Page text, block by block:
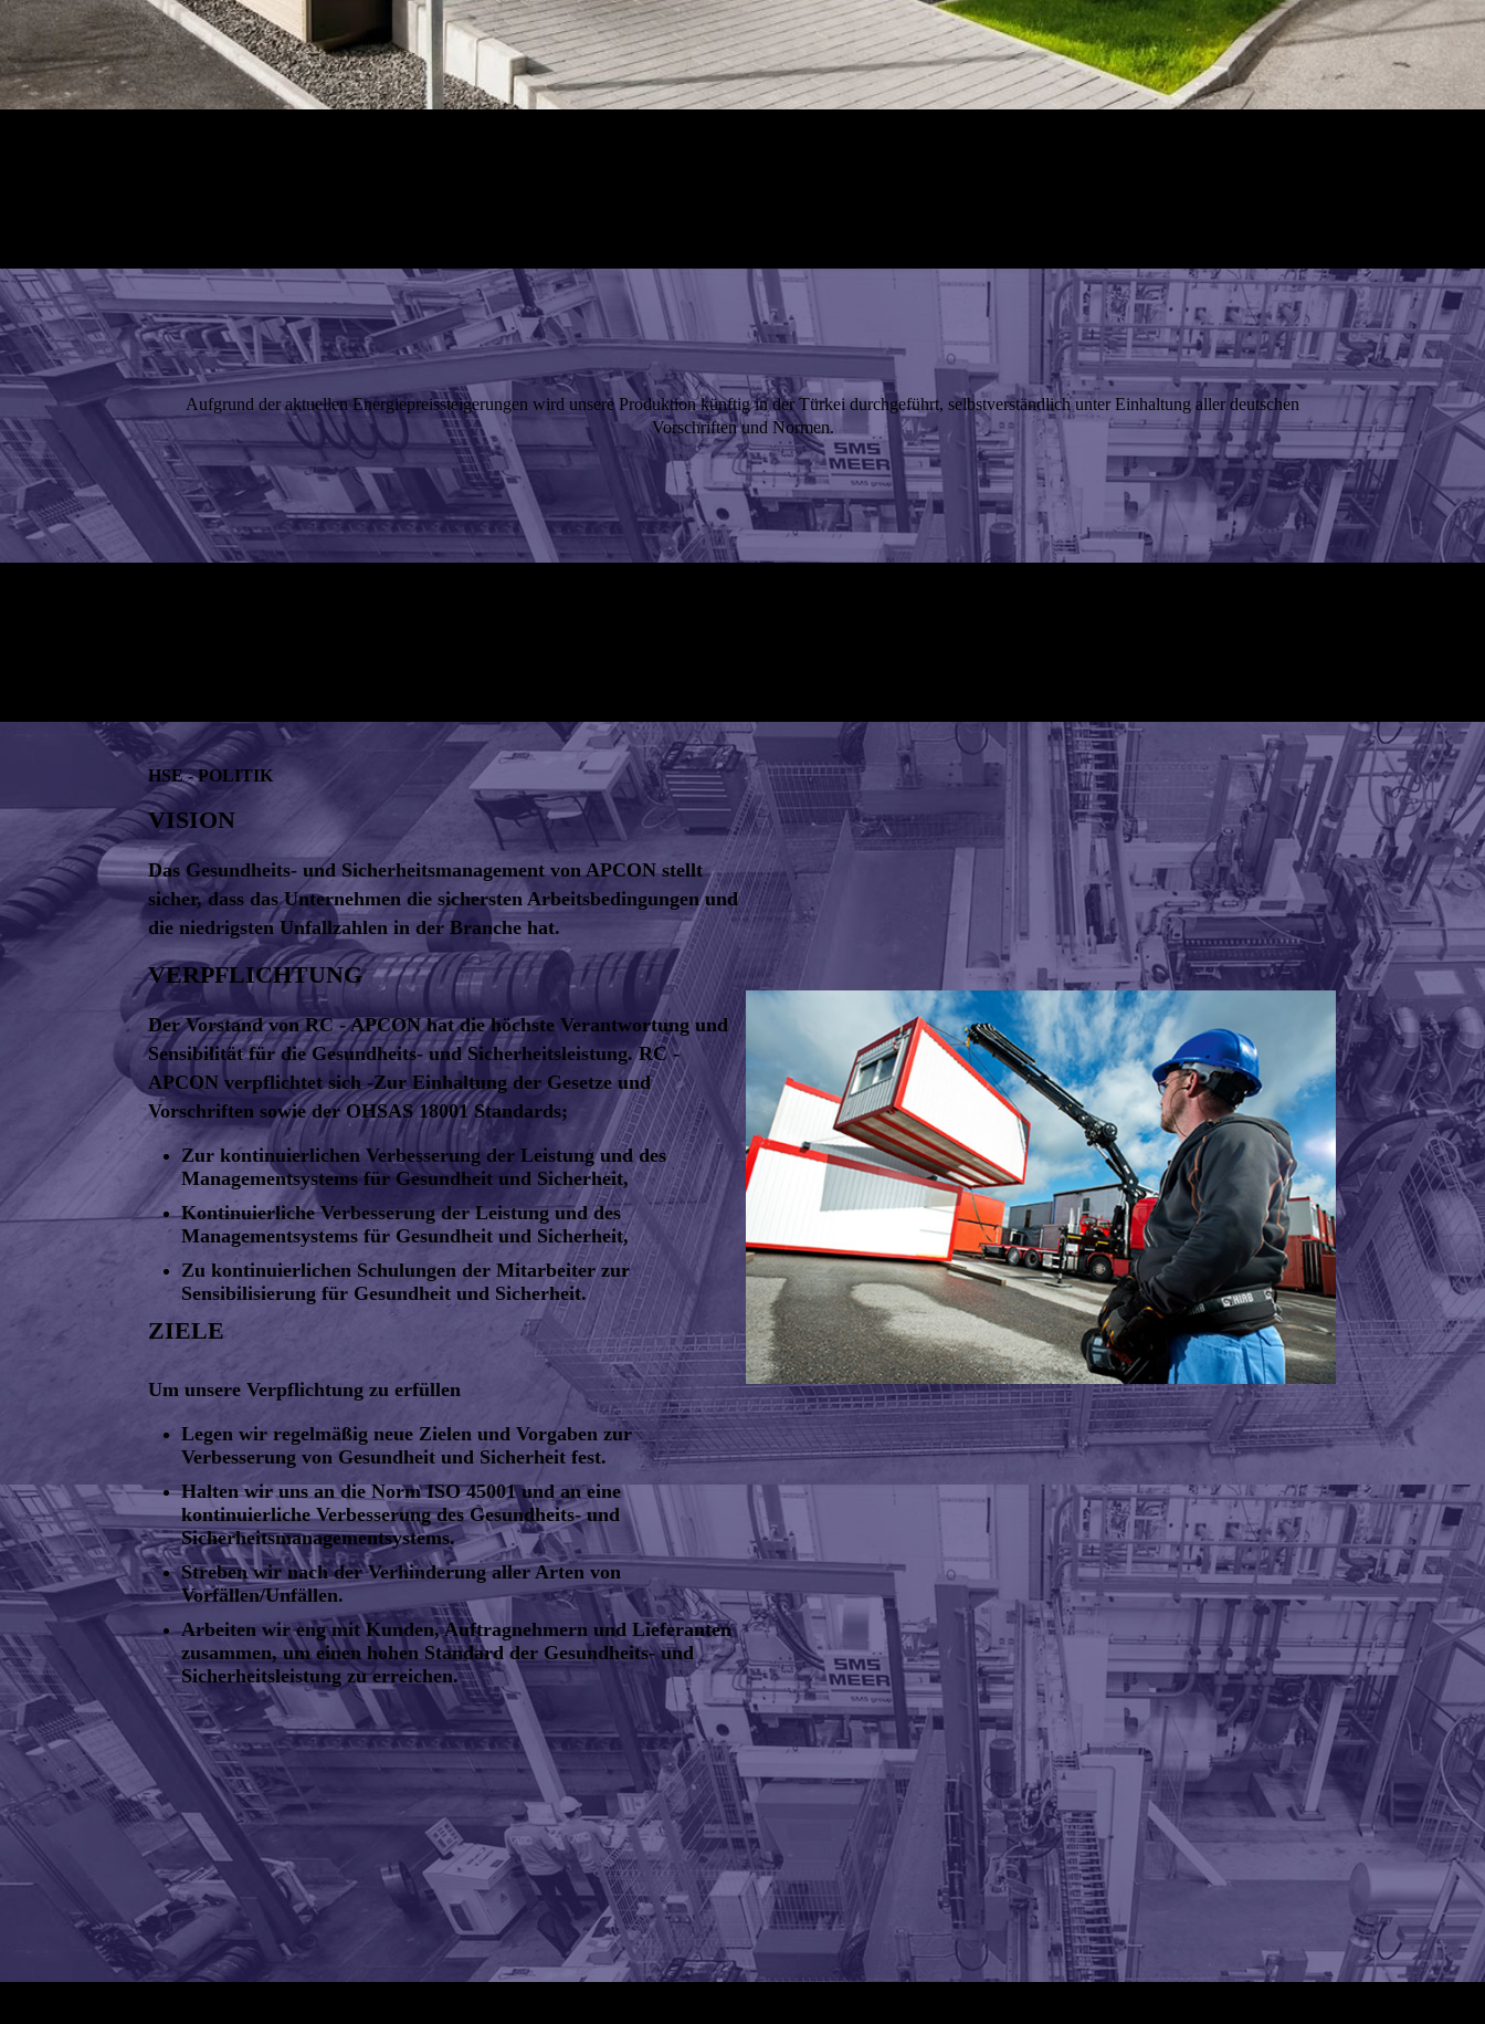
Aufgrund der aktuellen Energiepreissteigerungen wird unsere Produktion künftig in der Türkei durchgeführt, selbstverständlich unter Einhaltung aller deutschen
Vorschriften und Normen.
HSE - POLITIK
VISION
Das Gesundheits- und Sicherheitsmanagement von APCON stellt
sicher, dass das Unternehmen die sichersten Arbeitsbedingungen und
die niedrigsten Unfallzahlen in der Branche hat.
VERPFLICHTUNG
Der Vorstand von RC - APCON hat die höchste Verantwortung und
Sensibilität für die Gesundheits- und Sicherheitsleistung. RC -
APCON verpflichtet sich -Zur Einhaltung der Gesetze und
Vorschriften sowie der OHSAS 18001 Standards;
Zur kontinuierlichen Verbesserung der Leistung und des
Managementsystems für Gesundheit und Sicherheit,
Kontinuierliche Verbesserung der Leistung und des
Managementsystems für Gesundheit und Sicherheit,
Zu kontinuierlichen Schulungen der Mitarbeiter zur
Sensibilisierung für Gesundheit und Sicherheit.
ZIELE
Um unsere Verpflichtung zu erfüllen
Legen wir regelmäßig neue Zielen und Vorgaben zur
Verbesserung von Gesundheit und Sicherheit fest.
Halten wir uns an die Norm ISO 45001 und an eine
kontinuierliche Verbesserung des Gesundheits- und
Sicherheitsmanagementsystems.
Streben wir nach der Verhinderung aller Arten von
Vorfällen/Unfällen.
Arbeiten wir eng mit Kunden, Auftragnehmern und Lieferanten
zusammen, um einen hohen Standard der Gesundheits- und
Sicherheitsleistung zu erreichen.